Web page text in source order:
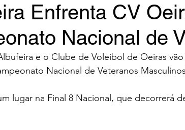
Enfrenta CV
Nacional de
e o Clube de Voleibol de Oeiras vão
Nacional de Veteranos
lugar na Final 8 Nacional, que decorrerá